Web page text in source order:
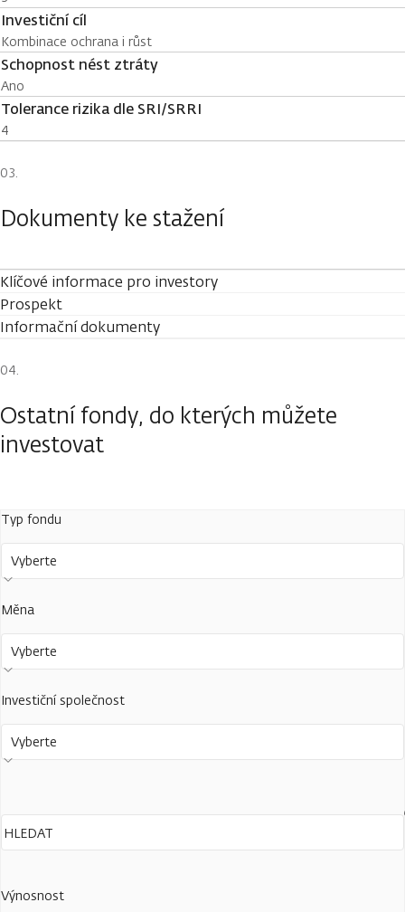
Investiční cíl
Kombinace ochrana i růst
Schopnost nést ztráty
Ano
Tolerance rizika dle SRI/SRRI
4
Dokumenty ke stažení
Klíčové informace pro investory
Prospekt
Informační dokumenty
Ostatní fondy, do kterých můžete
investovat
Typ fondu
Vyberte
Měna
Vyberte
Investiční společnost
Vyberte
Výnosnost